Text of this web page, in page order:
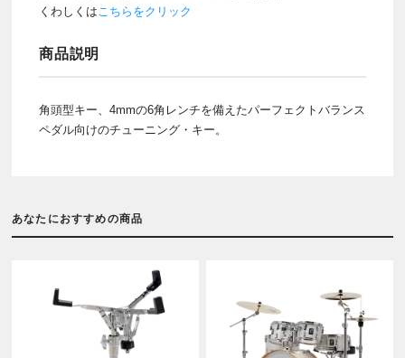
くわしくはこちらをクリック
商品説明
角頭型キー、4mmの6角レンチを備えたパーフェクトバランス
ペダル向けのチューニング・キー。
あなたにおすすめの商品